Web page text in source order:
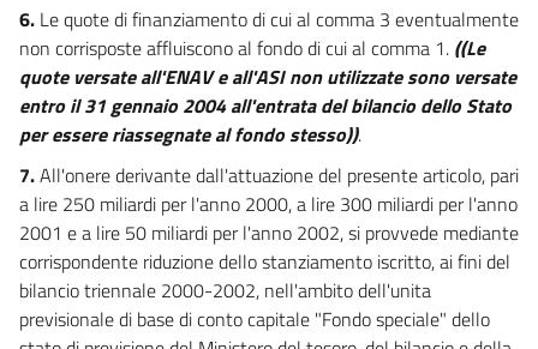
6. Le quote di finanziamento di cui al comma 3 eventualmente
non corrisposte affluiscono al fondo di cui al comma 1. ((Le
quote versate all'ENAV e all'ASI non utilizzate sono versate
entro il 31 gennaio 2004 all'entrata del bilancio dello Stato
per essere riassegnate al fondo stesso)).
7.All'onere derivante dall'attuazione del presente articolo, pari
a lire 250 miliardi per l'anno 2000, a lire 300 miliardi per l'anno
2001 e a lire 50 miliardi per l'anno 2002, si provvede mediante
corrispondente riduzione dello stanziamento iscritto, ai fini del
bilancio triennale 2000-2002, nell'ambito dell'unita
previsionale di base di conto capitale "Fondo speciale" dello